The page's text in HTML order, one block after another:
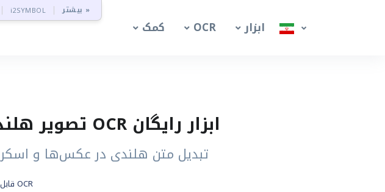
i2SYMBOL بیشتر »
کمک OCR ابزار
ابزار رایگان OCR تصویر هلندی – استخراج متن هلندی از عکس
تبدیل متن هلندی در عکس‌ها و
OCR قابل اعتماد برای اسناد روزمره